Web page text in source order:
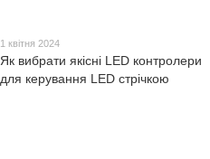
1 квітня 2024
Як вибрати якісні LED контролери
для керування LED стрічкою